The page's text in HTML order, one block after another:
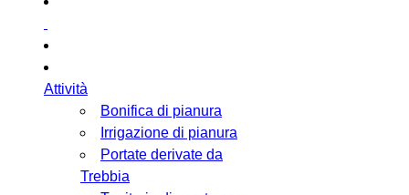
Attività
Bonifica di pianura
Irrigazione di pianura
Portate derivate da
Trebbia